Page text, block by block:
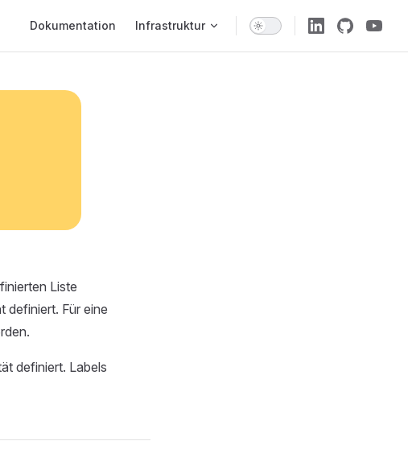
Dokumentation Infrastruktur
Liste
definiert. Für eine
definiert. Labels